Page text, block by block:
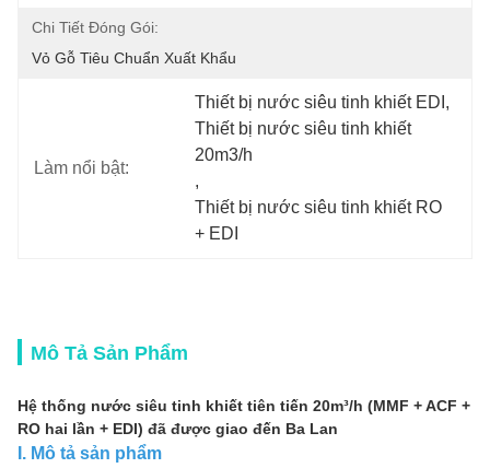
Chi Tiết Đóng Gói:
Vỏ Gỗ Tiêu Chuẩn Xuất Khẩu
Làm nổi bật:
Thiết bị nước siêu tinh khiết EDI
Thiết bị nước siêu tinh khiết
20m3/h
,
Thiết bị nước siêu tinh khiết RO
+ EDI
Mô Tả Sản Phẩm
Hệ thống nước siêu tinh khiết tiên tiến 20m³/h (MMF + ACF +
RO hai lần + EDI) đã được giao đến Ba Lan
I. Mô tả sản phẩm